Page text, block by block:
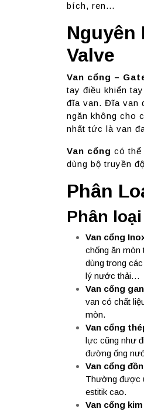
bích, ren…
Nguyên
Valve
Van cổng –
tay điều khiển
đĩa van. Đĩa van
ngăn không cho
nhất tức là van
Van cổng có thể
dùng bộ truyền
Phân
Phân
Van cổng
chống ăn mòn
dùng trong
lý nước thải…
Van cổng
van có chất
mòn.
Van cổng
lực cũng như
đường ống
Van cổng
Thường được
estitik cao.
Van cổng